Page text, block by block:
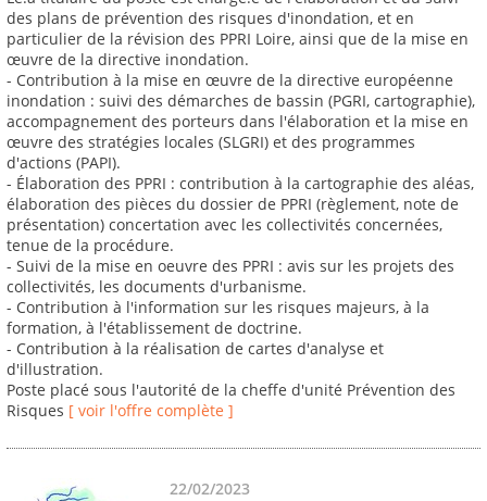
des plans de prévention des risques d'inondation, et en
particulier de la révision des PPRI Loire, ainsi que de la mise en
œuvre de la directive inondation.
- Contribution à la mise en œuvre de la directive européenne
inondation : suivi des démarches de bassin (PGRI, cartographie),
accompagnement des porteurs dans l'élaboration et la mise en
œuvre des stratégies locales (SLGRI) et des programmes
d'actions (PAPI).
- Élaboration des PPRI : contribution à la cartographie des aléas,
élaboration des pièces du dossier de PPRI (règlement, note de
présentation) concertation avec les collectivités concernées,
tenue de la procédure.
- Suivi de la mise en oeuvre des PPRI : avis sur les projets des
collectivités, les documents d'urbanisme.
- Contribution à l'information sur les risques majeurs, à la
formation, à l'établissement de doctrine.
- Contribution à la réalisation de cartes d'analyse et
d'illustration.
Poste placé sous l'autorité de la cheffe d'unité Prévention des
Risques [ voir l'offre complète ]
22/02/2023